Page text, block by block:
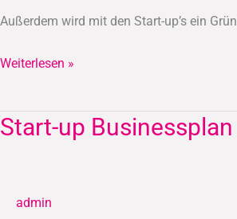
Außerdem wird mit den Start-up’s ein
Weiterlesen »
Start-up Businessplan
admin
Start-